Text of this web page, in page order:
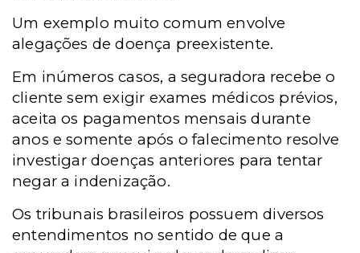
Um exemplo muito comum envolve
alegações de doença preexistente.
Em inúmeros casos, a seguradora recebe o
cliente sem exigir exames médicos prévios,
aceita os pagamentos mensais durante
anos e somente após o falecimento resolve
investigar doenças anteriores para tentar
negar a indenização.
Os tribunais brasileiros possuem diversos
entendimentos no sentido de que a